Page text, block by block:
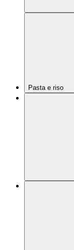
Pasta e riso